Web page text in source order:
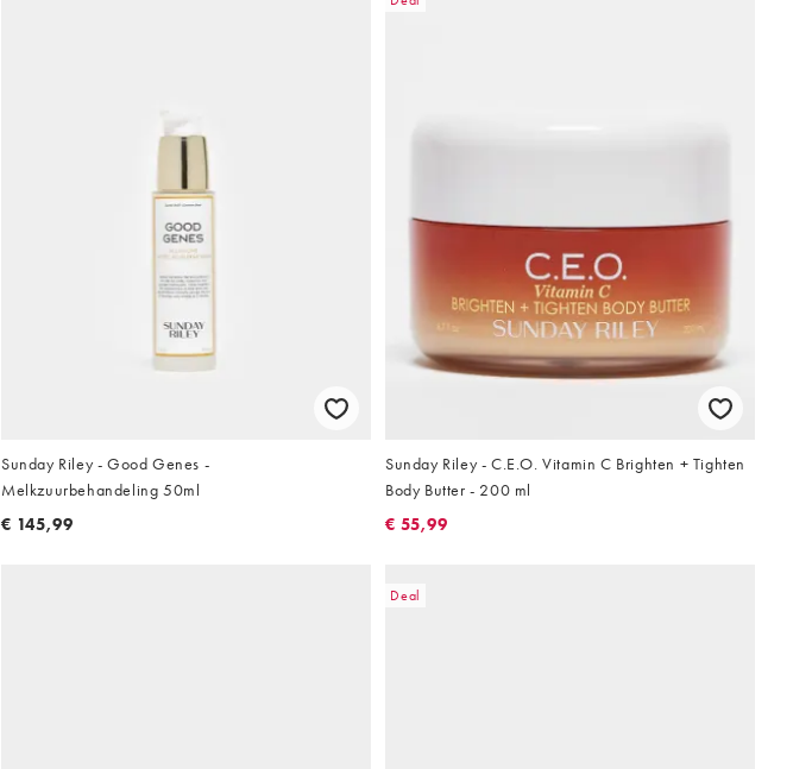
Sunday Riley - Good Genes -
Melkzuurbehandeling 50ml
€ 145,99
Sunday Riley - C.E.O. Vitamin C Brighten + Tighten
Body Butter - 200 ml
€ 55,99
Deal